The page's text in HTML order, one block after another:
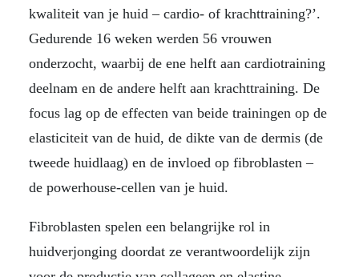
kwaliteit van je huid – cardio- of krachttraining?’.
Gedurende 16 weken werden 56 vrouwen
onderzocht, waarbij de ene helft aan cardiotraining
deelnam en de andere helft aan krachttraining. De
focus lag op de effecten van beide trainingen op de
elasticiteit van de huid, de dikte van de dermis (de
tweede huidlaag) en de invloed op fibroblasten –
de powerhouse-cellen van je huid.
Fibroblasten spelen een belangrijke rol in
huidverjonging doordat ze verantwoordelijk zijn